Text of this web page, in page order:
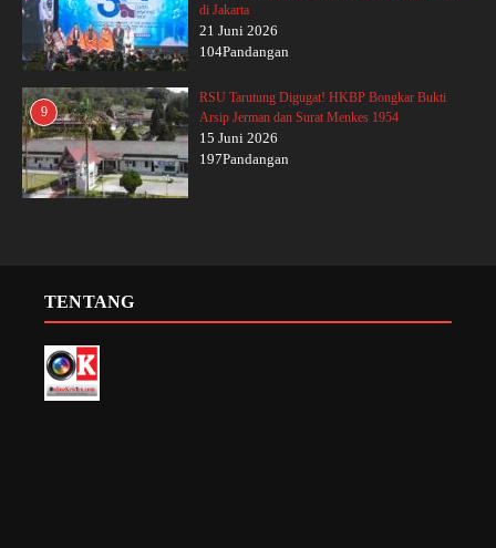
di Jakarta
21 Juni 2026
104Pandangan
9
RSU Tarutung Digugat! HKBP Bongkar Bukti
Arsip Jerman dan Surat Menkes 1954
15 Juni 2026
197Pandangan
TENTANG